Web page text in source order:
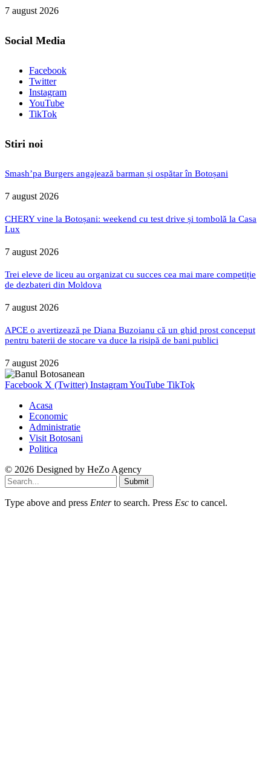
7 august 2026
Social Media
Facebook
Twitter
Instagram
YouTube
TikTok
Stiri noi
Smash’pa Burgers angajează barman și ospătar în Botoșani
7 august 2026
CHERY vine la Botoșani: weekend cu test drive și tombolă la Casa
Lux
7 august 2026
Trei eleve de liceu au organizat cu succes cea mai mare competiție
de dezbateri din Moldova
7 august 2026
APCE o avertizează pe Diana Buzoianu că un ghid prost conceput
pentru baterii de stocare va duce la risipă de bani publici
7 august 2026
Facebook X (Twitter) InstagramYouTube TikTok
Acasa
Economic
Administratie
Visit Botosani
Politica
© 2026 Designed by HeZo Agency
Submit
Type above and press Enterto search. Press Esc to cancel.